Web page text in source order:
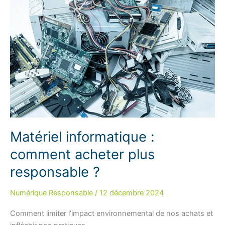
Matériel informatique :
comment acheter plus
responsable ?
Numérique Responsable / 12 décembre 2024
Comment limiter l’impact environnemental de nos achats et